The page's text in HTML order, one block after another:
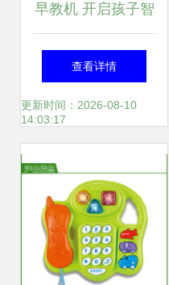
早教机 开启孩子智
慧之门的魔法盒子
查看详情
更新时间：2026-08-10
14:03:17